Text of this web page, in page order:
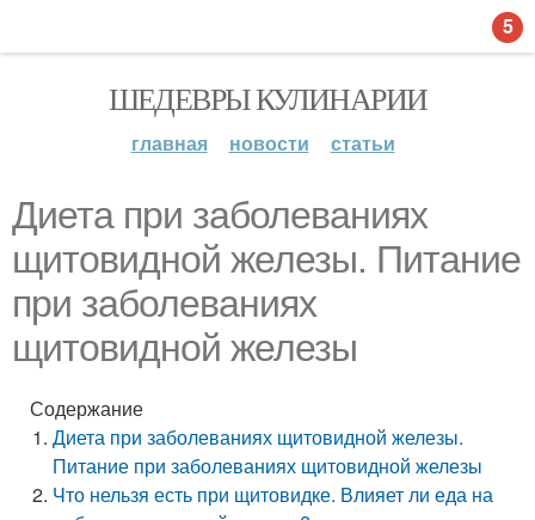
ШЕДЕВРЫ КУЛИНАРИИ
главная новости статьи
Диета при заболеваниях
щитовидной железы. Питание
при заболеваниях
щитовидной железы
Содержание
Диета при заболеваниях щитовидной железы.
Питание при заболеваниях щитовидной железы
Что нельзя есть при щитовидке. Влияет ли еда на
5